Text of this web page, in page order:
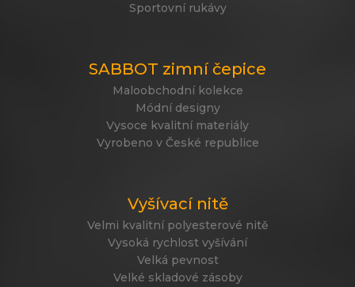
Sportovní rukávy
SABBOT zimní čepice
Maloobchodní kolekce
Módní designy
Vysoce kvalitní materiály
Vyrobeno v České republice
Vyšívací nitě
Velmi kvalitní polyesterové nitě
Vysoká rychlost vyšívání
Velká pevnost
Velké skladové zásoby